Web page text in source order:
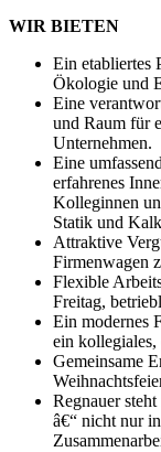
WIR BIETEN
Ein etabliertes
Ökologie und
Eine
und Raum für
Unternehmen.
Eine
erfahrenes
Kolleginnen
Statik und
Attraktive
Firmenwagen
Flexible
Freitag,
Ein modernes
ein kollegiales,
Gemeinsame
Regnauer
â€“ nicht nur